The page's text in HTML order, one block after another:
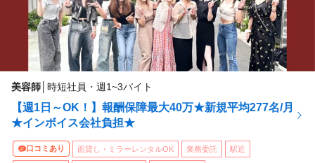
美容師 時短社員・週1~3バイト
【週1日～OK！】報酬保障最大40万★新規平均277名/月
★インボイス会社負担★
口コミあり 面貸し・ミラーレンタルOK 業務委託 駅近